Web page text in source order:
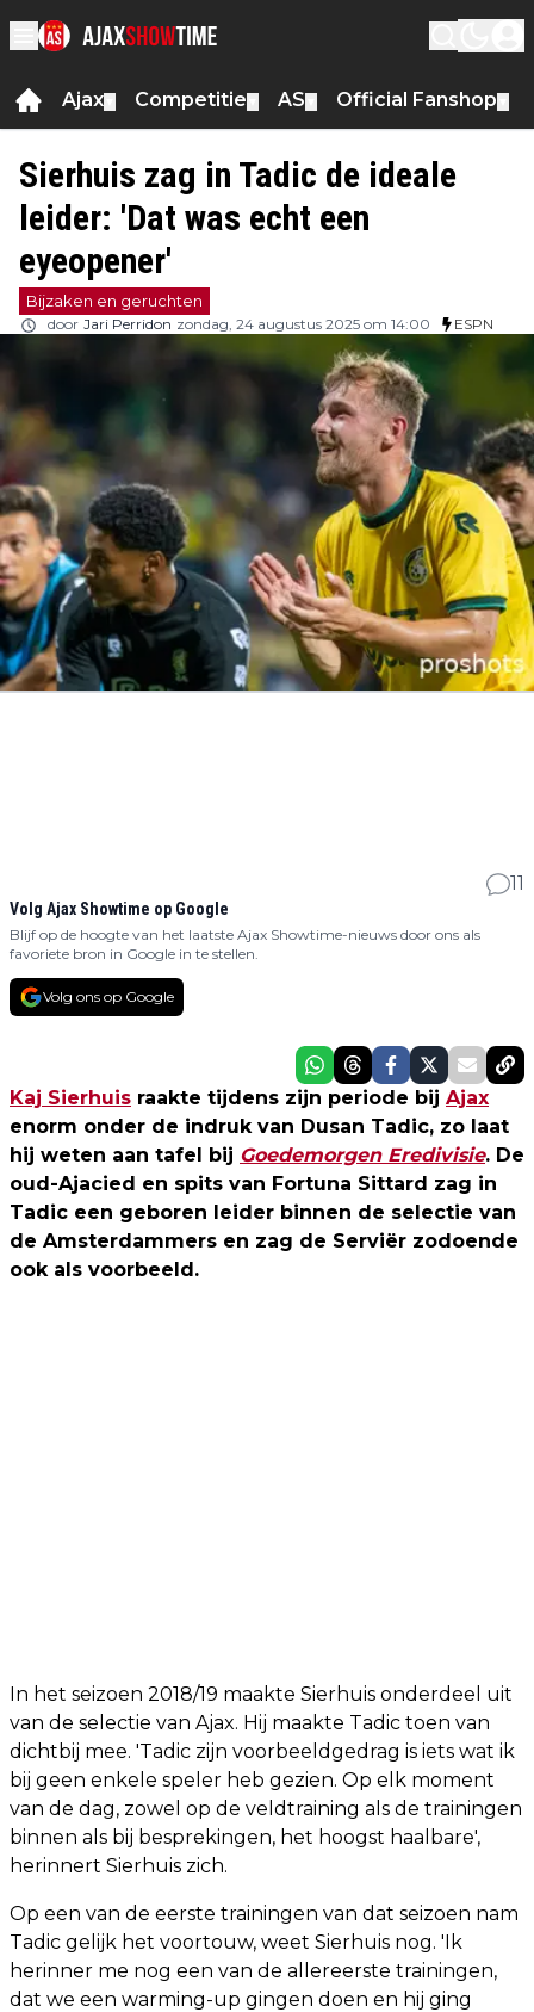
Ajax Competitie AS Official Fanshop
Sierhuis zag in Tadic de ideale
leider: 'Dat was echt een
eyeopener'
Bijzaken en geruchten
door Jari Perridon zondag, 24 augustus 2025 om 14:00 ESPN
11
Volg Ajax Showtime op Google
Blijf op de hoogte van het laatste Ajax Showtime-nieuws door ons als
favoriete bron in Google in te stellen.
Volg ons op Google
Kaj Sierhuis raakte tijdens zijn periode bij Ajax
enorm onder de indruk van Dusan Tadic, zo laat
hij weten aan tafel bij Goedemorgen Eredivisie. De
oud-Ajacied en spits van Fortuna Sittard zag in
Tadic een geboren leider binnen de selectie van
de Amsterdammers en zag de Serviër zodoende
ook als voorbeeld.
In het seizoen 2018/19 maakte Sierhuis onderdeel uit
van de selectie van Ajax. Hij maakte Tadic toen van
dichtbij mee. 'Tadic zijn voorbeeldgedrag is iets wat ik
bij geen enkele speler heb gezien. Op elk moment
van de dag, zowel op de veldtraining als de trainingen
binnen als bij besprekingen, het hoogst haalbare',
herinnert Sierhuis zich.
Op een van de eerste trainingen van dat seizoen nam
Tadic gelijk het voortouw, weet Sierhuis nog. 'Ik
herinner me nog een van de allereerste trainingen,
dat we een warming-up gingen doen en hij ging